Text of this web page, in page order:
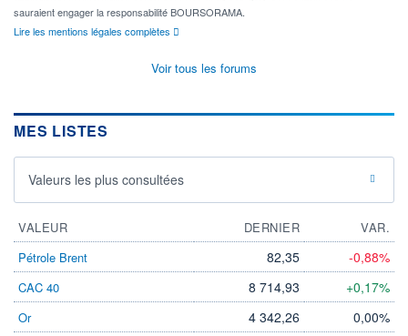
sauraient engager la responsabilité BOURSORAMA.
Lire les mentions légales complètes
Voir tous les forums
MES LISTES
Valeurs les plus consultées
VALEUR DERNIER
VAR.
Pétrole Brent
82,35 -0,88%
CAC 40 8 714,93 +0,17%
Or 4 342,26 0,00%